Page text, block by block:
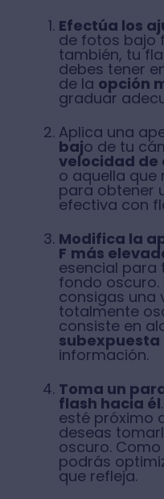
Efectúa los
de fotos bajo
también, tu
debes tener
de la opción
graduar
Aplica una
bajo de tu
velocidad de
o aquella que
para obtener
efectiva con
Modifica la
F más
esencial
fondo oscuro.
consigas una
totalmente
consiste en
subexpuesta
información.
Toma un
flash hacia él
esté próximo
deseas
oscuro.
podrás
que refleja.